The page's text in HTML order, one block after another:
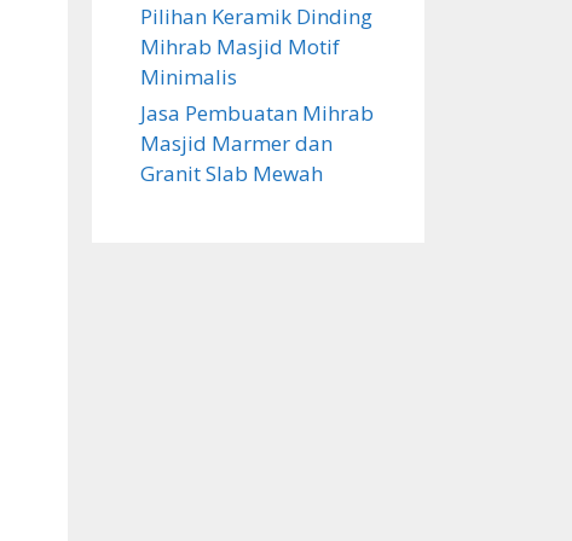
Pilihan Keramik Dinding
Mihrab Masjid Motif
Minimalis
Jasa Pembuatan Mihrab
Masjid Marmer dan
Granit Slab Mewah